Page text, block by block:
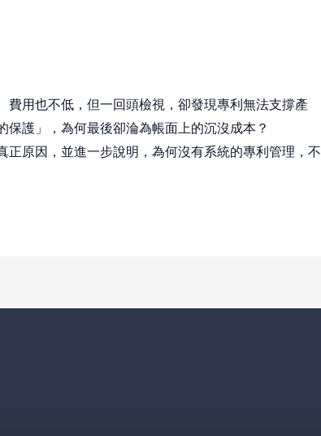
用也不低，但一回頭檢視，卻發現專利無法支撐產
護」，為何最後卻淪為帳面上的沉沒成本？
原因，並進一步說明，為何沒有系統的專利管理，不